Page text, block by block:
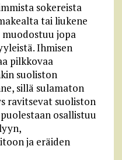
sokereista
tai liukene
jopa
Ihmisen
pilkkovaa
suoliston
sillä sulamaton
ravitsevat suoliston
osallistuu
ja eräiden